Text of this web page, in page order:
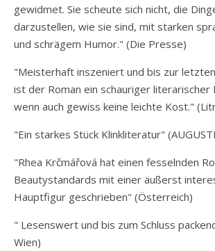
gewidmet. Sie scheute sich nicht, die
darzustellen, wie sie sind, mit starken
und schrägem Humor." (Die Presse)
"Meisterhaft inszeniert und bis zur
ist der Roman ein schauriger literarischer
wenn auch gewiss keine leichte Kost."
"Ein starkes Stück Klinkliteratur"
"Rhea Krčmářová hat einen fesselnden
Beautystandards mit einer äußerst
Hauptfigur geschrieben" (Österreich)
" Lesenswert und bis zum Schluss
Wien)